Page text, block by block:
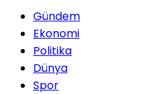
Gündem
Ekonomi
Politika
Dünya
Spor